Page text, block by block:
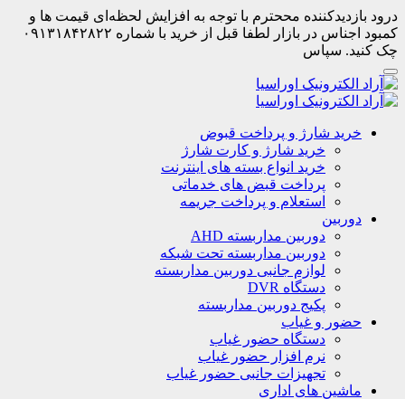
درود بازدیدکننده مححترم با توجه به افزایش لحظه‌ای قیمت ها و
کمبود اجناس در بازار لطفا قبل از خرید با شماره ۰۹۱۳۱۸۴۲۸۲۲
چک کنید. سپاس
خرید شارژ و پرداخت قبوض
خرید شارژ و کارت شارژ
خرید انواع بسته های اینترنت
پرداخت قبض های خدماتی
استعلام و پرداخت جریمه
دوربین
دوربین مداربسته AHD
دوربین مداربسته تحت شبکه
لوازم جانبی دوربین مداربسته
دستگاه DVR
پکیج دوربین مداربسته
حضور و غیاب
دستگاه حضور غیاب
نرم افزار حضور غیاب
تجهیزات جانبی حضور غیاب
ماشین های اداری